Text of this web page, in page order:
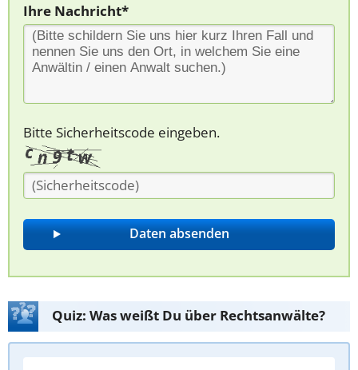
Ihre Nachricht*
Bitte Sicherheitscode eingeben.
Quiz: Was weißt Du über Rechtsanwälte?